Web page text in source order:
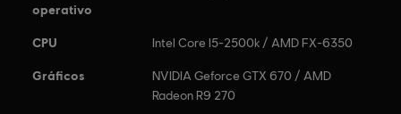
operativo
CPU Intel Core I5-2500k / AMD FX-6350
Gráficos
NVIDIA Geforce GTX 670 / AMD
Radeon R9 270